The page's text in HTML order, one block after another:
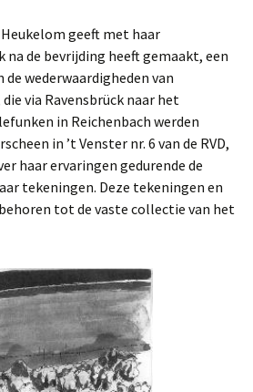
geeft met haar
na de bevrijding heeft gemaakt, een
de wederwaardigheden van
via Ravensbrück naar het
in Reichenbach werden
in ’t Venster nr. 6 van de RVD,
haar ervaringen gedurende de
tekeningen. Deze tekeningen en
tot de vaste collectie van het